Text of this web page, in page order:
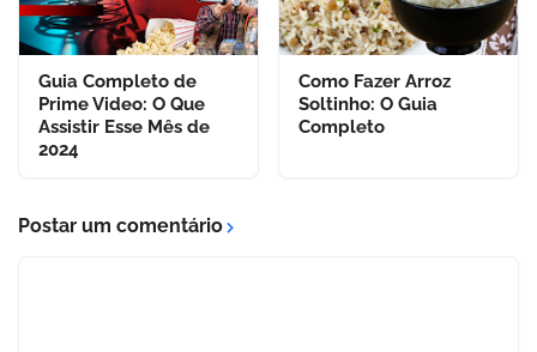
Guia Completo de
Prime Video: O Que
Assistir Esse Mês de
2024
Como Fazer Arroz
Soltinho: O Guia
Completo
Postar um comentário